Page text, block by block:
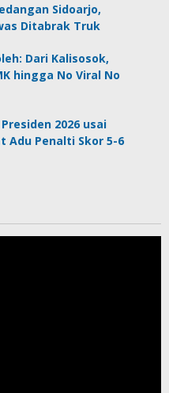
Sidoarjo,
Ditabrak Truk
Dari Kalisosok,
hingga No Viral No
2026 usai
Adu Penalti Skor 5-6